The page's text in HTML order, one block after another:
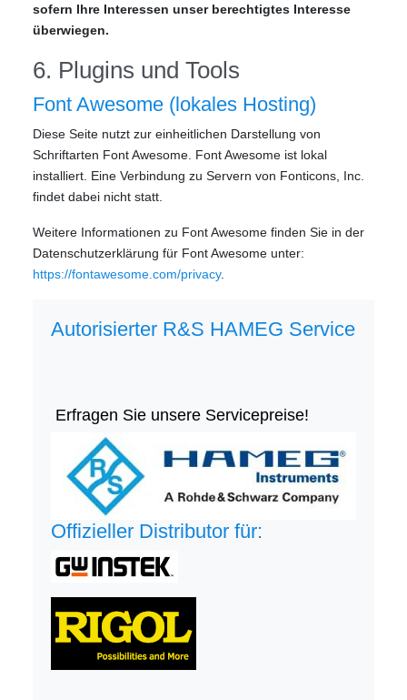
sofern Ihre Interessen unser berechtigtes Interesse
überwiegen.
6. Plugins und Tools
Font Awesome (lokales Hosting)
Diese Seite nutzt zur einheitlichen Darstellung von
Schriftarten Font Awesome. Font Awesome ist lokal
installiert. Eine Verbindung zu Servern von Fonticons, Inc.
findet dabei nicht statt.
Weitere Informationen zu Font Awesome finden Sie in der
Datenschutzerklärung für Font Awesome unter:
https://fontawesome.com/privacy.
Autorisierter R&S HAMEG Service
Erfragen Sie unsere Servicepreise!
Offizieller Distributor für: